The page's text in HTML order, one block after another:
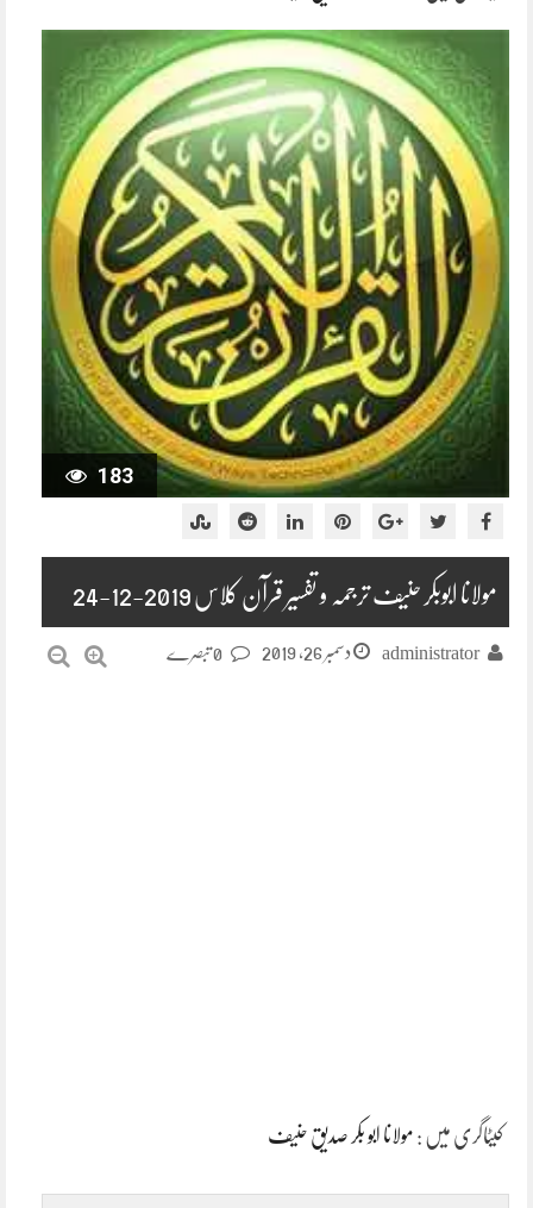
183
مولانا ابوبکر حنیف ترجمہ و تفسیر قرآن کلاس 2019-12-24
administrator دسمبر 26, 2019
کیٹاگری میں : مولانا ابو بکر صدیق حنیف